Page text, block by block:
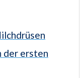
der ersten